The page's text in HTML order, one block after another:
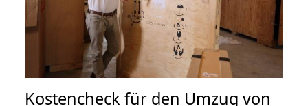
Kostencheck für den Umzug von